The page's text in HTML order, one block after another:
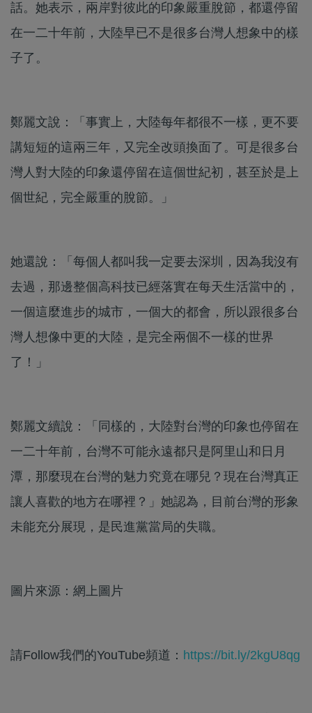
話。她表示，兩岸對彼此的印象嚴重脫節，都還停留
在一二十年前，大陸早已不是很多台灣人想象中的樣
子了。
鄭麗文說：「事實上，大陸每年都很不一樣，更不要
講短短的這兩三年，又完全改頭換面了。可是很多台
灣人對大陸的印象還停留在這個世紀初，甚至於是上
個世紀，完全嚴重的脫節。」
她還說：「每個人都叫我一定要去深圳，因為我沒有
去過，那邊整個高科技已經落實在每天生活當中的，
一個這麼進步的城市，一個大的都會，所以跟很多台
灣人想像中更的大陸，是完全兩個不一樣的世界
了！」
鄭麗文續說：「同樣的，大陸對台灣的印象也停留在
一二十年前，台灣不可能永遠都只是阿里山和日月
潭，那麼現在台灣的魅力究竟在哪兒？現在台灣真正
讓人喜歡的地方在哪裡？」她認為，目前台灣的形象
未能充分展現，是民進黨當局的失職。
圖片來源：網上圖片
請Follow我們的YouTube頻道： https://bit.ly/2kgU8qg